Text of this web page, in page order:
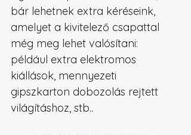
bár lehetnek extra kéréseink,
amelyet a kivitelező csapattal
még meg lehet valósítani:
például extra elektromos
kiállások, mennyezeti
gipszkarton dobozolás rejtett
világításhoz, stb..